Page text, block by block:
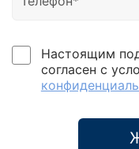
Настоящим
согласен с